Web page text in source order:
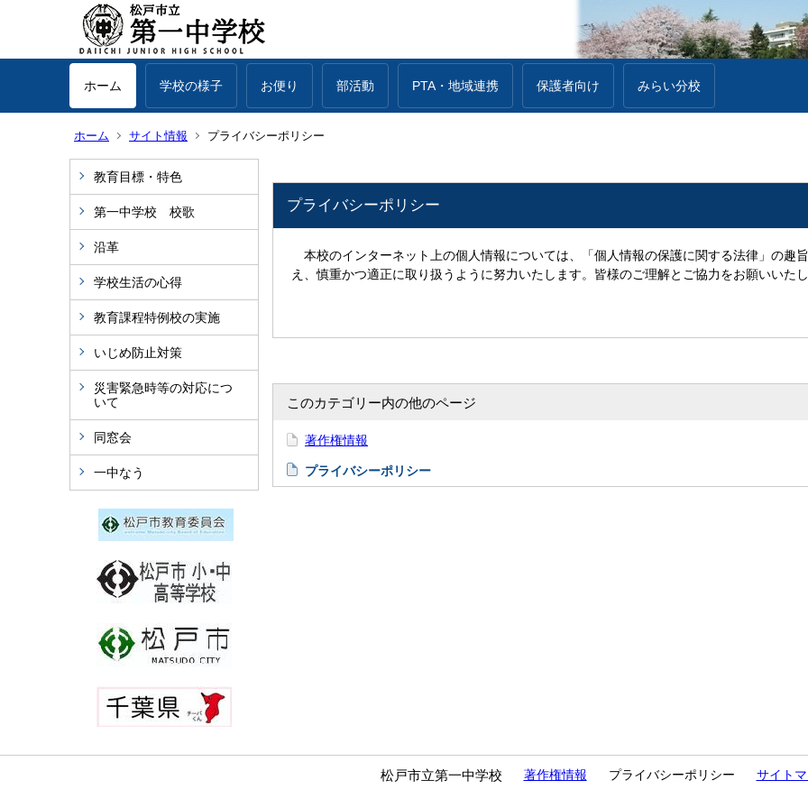
ホーム 学校の様子 お便り 部活動 PTA・地域連携 保護者向け みらい分校
ホーム サイト情報 プライバシーポリシー
教育目標・特色
第一中学校 校歌
沿革
学校生活の心得
教育課程特例校の実施
いじめ防止対策
災害緊急時等の対応につ
いて
同窓会
一中なう
プライバシーポリシー
本校のインターネット上の個人情報については、「個人情報の保護に関する法律」の
え、慎重かつ適正に取り扱うように努力いたします。 皆様のご理解とご協力をお願いいた
このカテゴリー内の他のページ
著作権情報
プライバシーポリシー
松戸市立第一中学校 著作権情報 プライバシーポリシー サイト